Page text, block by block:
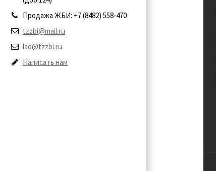
Продажа ЖБИ: +7 (8482) 558-470
tzzbi@mail.ru
lad@tzzbi.ru
Написать нам